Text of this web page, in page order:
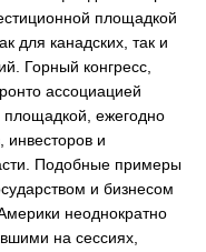
площадкой
для канадских, так и
Горный конгресс,
ассоциацией
площадкой, ежегодно
и
Подобные примеры
и бизнесом
неоднократно
на сессиях,